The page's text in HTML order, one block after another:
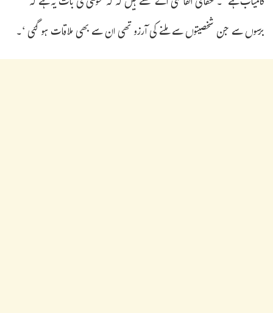
برسوں سے جن شخصیتوں سے ملنے کی آرزو تھی ان سے بھی ملاقات ہو گئی ‘۔